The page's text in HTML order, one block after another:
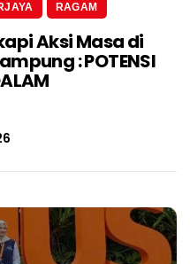
RAGAM
Aksi Masa di
: POTENSI